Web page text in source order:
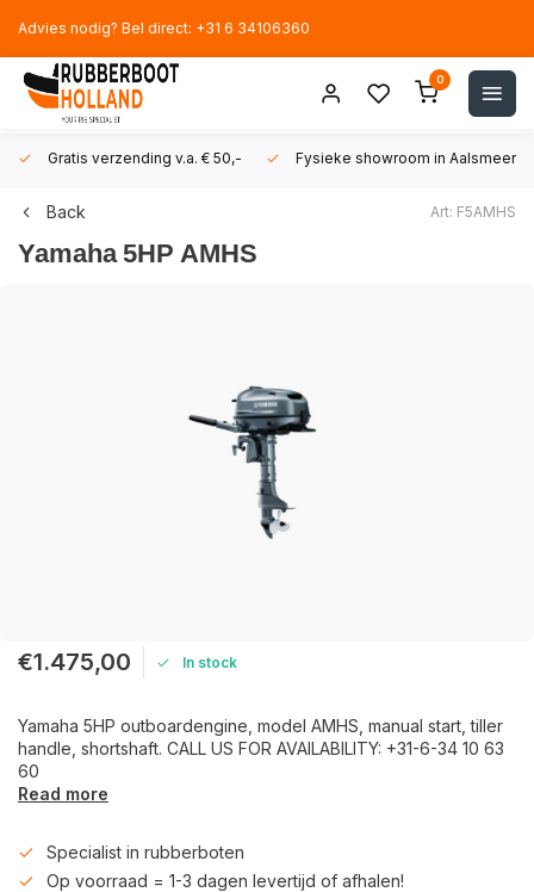
Advies nodig? Bel direct: +31 6 34106360
0
Gratis verzending v.a. € 50,- Fysieke showroom in Aalsmeer!
Back Art: F5AMHS
Yamaha 5HP AMHS
€1.475,00 In stock
Yamaha 5HP outboardengine, model AMHS, manual start, tiller
handle, shortshaft. CALL US FOR AVAILABILITY: +31-6-34 10 63
60
Read more
Specialist in rubberboten
Op voorraad = 1-3 dagen levertijd of afhalen!